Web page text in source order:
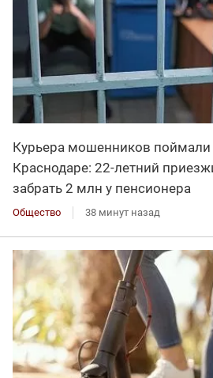
Курьера мошенников
Краснодаре: 22-летний
забрать 2 млн у пенсионера
Общество 38 минут назад